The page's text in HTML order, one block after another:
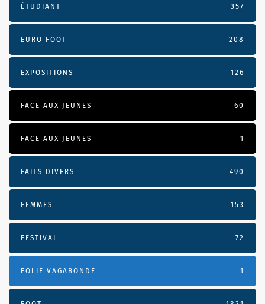
ÉTUDIANT 357
EURO FOOT 208
EXPOSITIONS 126
FACE AUX JEUNES 60
FACE AUX JEUNES 1
FAITS DIVERS 490
FEMMES 153
FESTIVAL 72
FOLIE VAGABONDE 1